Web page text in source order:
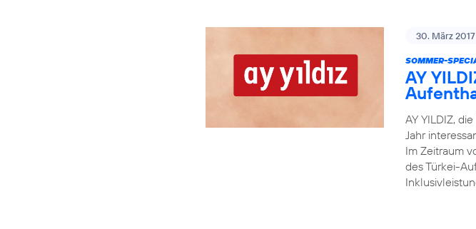
30. März 2017
SOMMER-
AY
AY YILDIZ,
Jahr
Im Zeitraum
des Türkei-